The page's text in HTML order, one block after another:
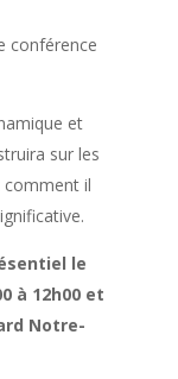
conférence
et
sur les
comment il
le
à 12h00 et
Notre-